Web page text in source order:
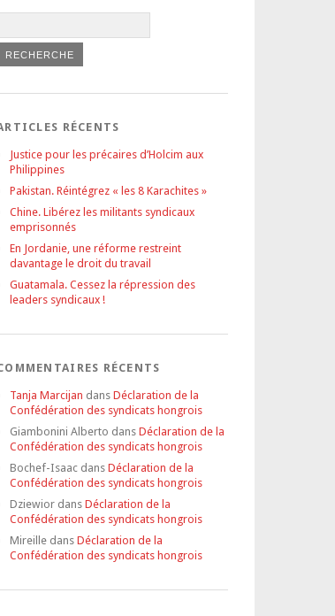
RÉCENTS
Justice pour les précaires d’Holcim aux
Philippines
Pakistan. Réintégrez « les 8 Karachites »
Chine. Libérez les militants syndicaux
emprisonnés
En Jordanie, une réforme restreint
davantage le droit du travail
Guatamala. Cessez la répression des
leaders syndicaux !
RÉCENTS
Tanja Marcijan dans Déclaration de la
Confédération des syndicats hongrois
Giambonini Alberto dans Déclaration de la
Confédération des syndicats hongrois
Bochef-Isaac dans Déclaration de la
Confédération des syndicats hongrois
Dziewior dans Déclaration de la
Confédération des syndicats hongrois
Mireille dans Déclaration de la
Confédération des syndicats hongrois